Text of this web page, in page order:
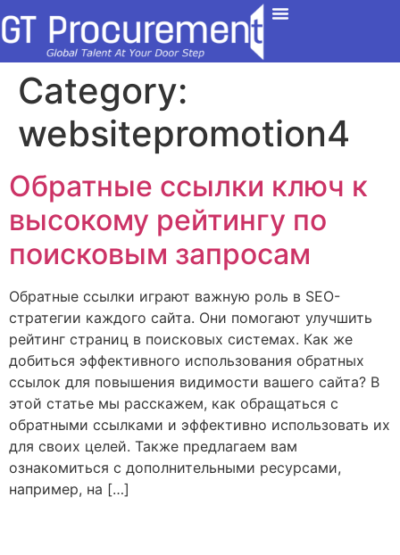
Category:
websitepromotion4
Обратные ссылки ключ к
высокому рейтингу по
поисковым запросам
Обратные ссылки играют важную роль в SEO-
стратегии каждого сайта. Они помогают улучшить
рейтинг страниц в поисковых системах. Как же
добиться эффективного использования обратных
ссылок для повышения видимости вашего сайта? В
этой статье мы расскажем, как обращаться с
обратными ссылками и эффективно использовать их
для своих целей. Также предлагаем вам
ознакомиться с дополнительными ресурсами,
например, на […]